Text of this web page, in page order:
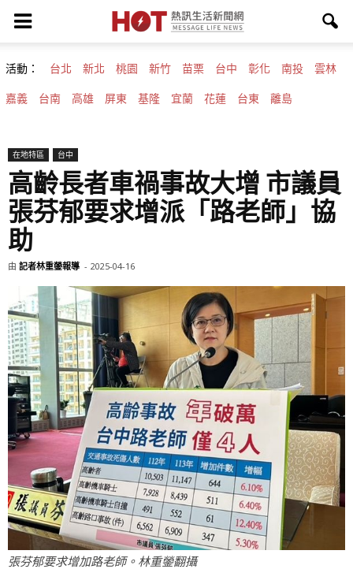
活動： 台北 新北 桃園 新竹 苗栗 台中 彰化 南投 雲林
嘉義 台南 高雄 屏東 基隆 宜蘭 花蓮 台東 離島
在地特區 台中
高齡長者車禍事故大增 市議員
張芬郁要求增派「路老師」協
助
由 記者林重鎣報導 - 2025-04-16
張芬郁要求增加路老師。林重鎣翻攝